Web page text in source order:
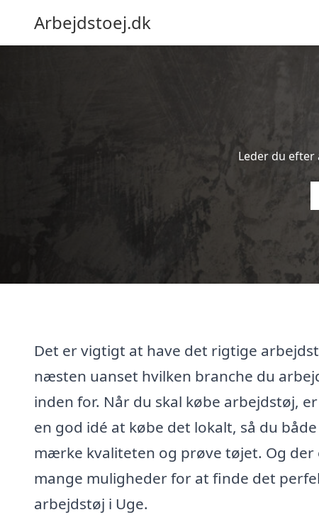
Arbejdstoej.dk
Leder du
Det er vigtigt at have det rigtige
næsten uanset hvilken branche du
inden for. Når du skal købe arbejdstøj,
en god idé at købe det lokalt, så du
mærke kvaliteten og prøve tøjet. Og der
mange muligheder for at finde det
arbejdstøj i Uge.